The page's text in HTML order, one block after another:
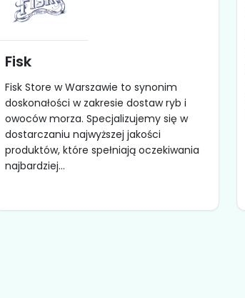
Fisk
Fisk Store w Warszawie to synonim
doskonałości w zakresie dostaw ryb i
owoców morza. Specjalizujemy się w
dostarczaniu najwyższej jakości
produktów, które spełniają oczekiwania
najbardziej...